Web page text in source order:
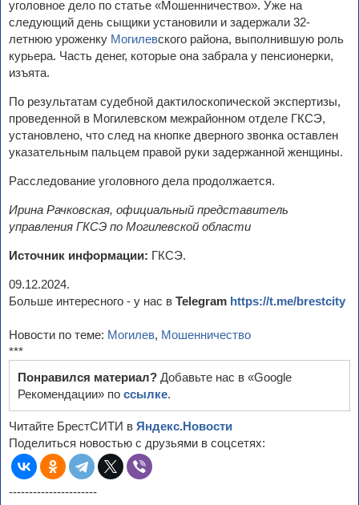
уголовное дело по статье «Мошенничество». Уже на
следующий день сыщики установили и задержали 32-
летнюю уроженку Могилевского района, выполнившую роль
курьера. Часть денег, которые она забрала у пенсионерки,
изъята.
По результатам судебной дактилоскопической экспертизы,
проведенной в Могилевском межрайонном отделе ГКСЭ,
установлено, что след на кнопке дверного звонка оставлен
указательным пальцем правой руки задержанной женщины.
Расследование уголовного дела продолжается.
Ирина Рачковская, официальный представитель
управления ГКСЭ по Могилевской области
Источник информации: ГКСЭ.
09.12.2024.
Больше интересного - у нас в Telegram https://t.me/brestcity
Новости по теме: Могилев, Мошенничество
***
Понравился материал? Добавьте нас в «Google
Рекомендации» по ссылке.
Читайте БрестСИТИ в Яндекс.Новости
Поделиться новостью с друзьями в соцсетях:
----------------------